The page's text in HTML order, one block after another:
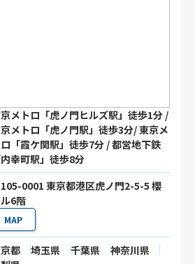
メトロ「虎ノ門ヒルズ駅」徒歩1分 /
メトロ「虎ノ門駅」徒歩3分/ 東京メ
ロ「霞ケ関駅」徒歩7分 / 都営地下鉄
内幸町駅」徒歩8分
0001 東京都港区虎ノ門2-5-5 櫻
6階
MAP
都 埼玉県 千葉県
神奈川県